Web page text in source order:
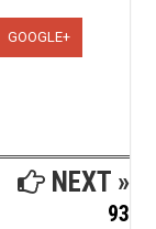
GOOGLE+
NEXT »
93